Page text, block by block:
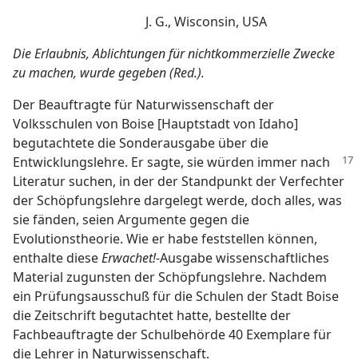
J. G., Wisconsin, USA
Die Erlaubnis, Ablichtungen für nichtkommerzielle Zwecke
zu machen, wurde gegeben (Red.).
Der Beauftragte für Naturwissenschaft der
Volksschulen von Boise [Hauptstadt von Idaho]
begutachtete die Sonderausgabe über die
Entwicklungslehre. Er sagte, sie würden immer nach
Literatur suchen, in der der Standpunkt der Verfechter
der Schöpfungslehre dargelegt werde, doch alles, was
sie fänden, seien Argumente gegen die
Evolutionstheorie. Wie er habe feststellen können,
enthalte dieseErwachet!-Ausgabe wissenschaftliches
Material zugunsten der Schöpfungslehre. Nachdem
ein Prüfungsausschuß für die Schulen der Stadt Boise
die Zeitschrift begutachtet hatte, bestellte der
Fachbeauftragte der Schulbehörde 40 Exemplare für
die Lehrer in Naturwissenschaft.